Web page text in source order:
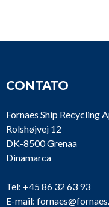
CONTATO
Fornaes Ship Recycling
Rolshøjvej 12
DK-8500 Grenaa
Dinamarca
Tel: +45 86 32 63 93
E-mail: